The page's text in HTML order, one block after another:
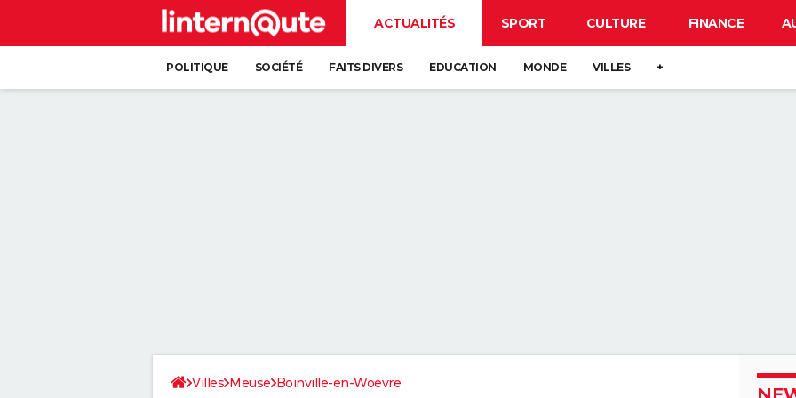
ACTUALITÉS SPORT CULTURE FINANCE
POLITIQUE SOCIÉTÉ FAITS DIVERS EDUCATION MONDE VILLES +
Villes Meuse Boinville-en-Woëvre